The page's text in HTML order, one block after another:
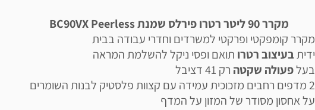
מקרר 90 ליטר רטרו פירלס שמנת BC90VX Peerless
מקרר קומפקטי ופרקטי למשרדים וחדרי עבודה בבית
ידיתבעיצוב רטרו תואם ופסי ניקל להשלמת המראה
בעלפעולה שקטה רק 41 דציבל
2 מדפים רחבים מזכוכית עמידה עם קצוות פלסטיק לבנות השומרים
על אחסון מסודר של המזון על המדף